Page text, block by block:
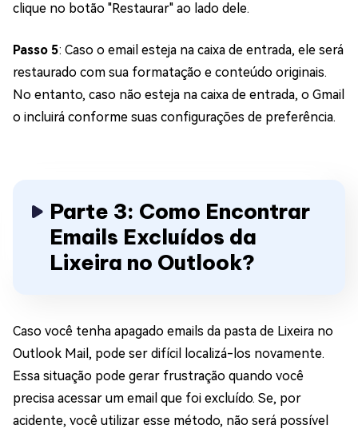
clique no botão "Restaurar" ao lado dele.
Passo 5: Caso o email esteja na caixa de entrada, ele será
restaurado com sua formatação e conteúdo originais.
No entanto, caso não esteja na caixa de entrada, o Gmail
o incluirá conforme suas configurações de preferência.
Parte 3: Como Encontrar
Emails Excluídos da
Lixeira no Outlook?
Caso você tenha apagado emails da pasta de Lixeira no
Outlook Mail, pode ser difícil localizá-los novamente.
Essa situação pode gerar frustração quando você
precisa acessar um email que foi excluído. Se, por
acidente, você utilizar esse método, não será possível